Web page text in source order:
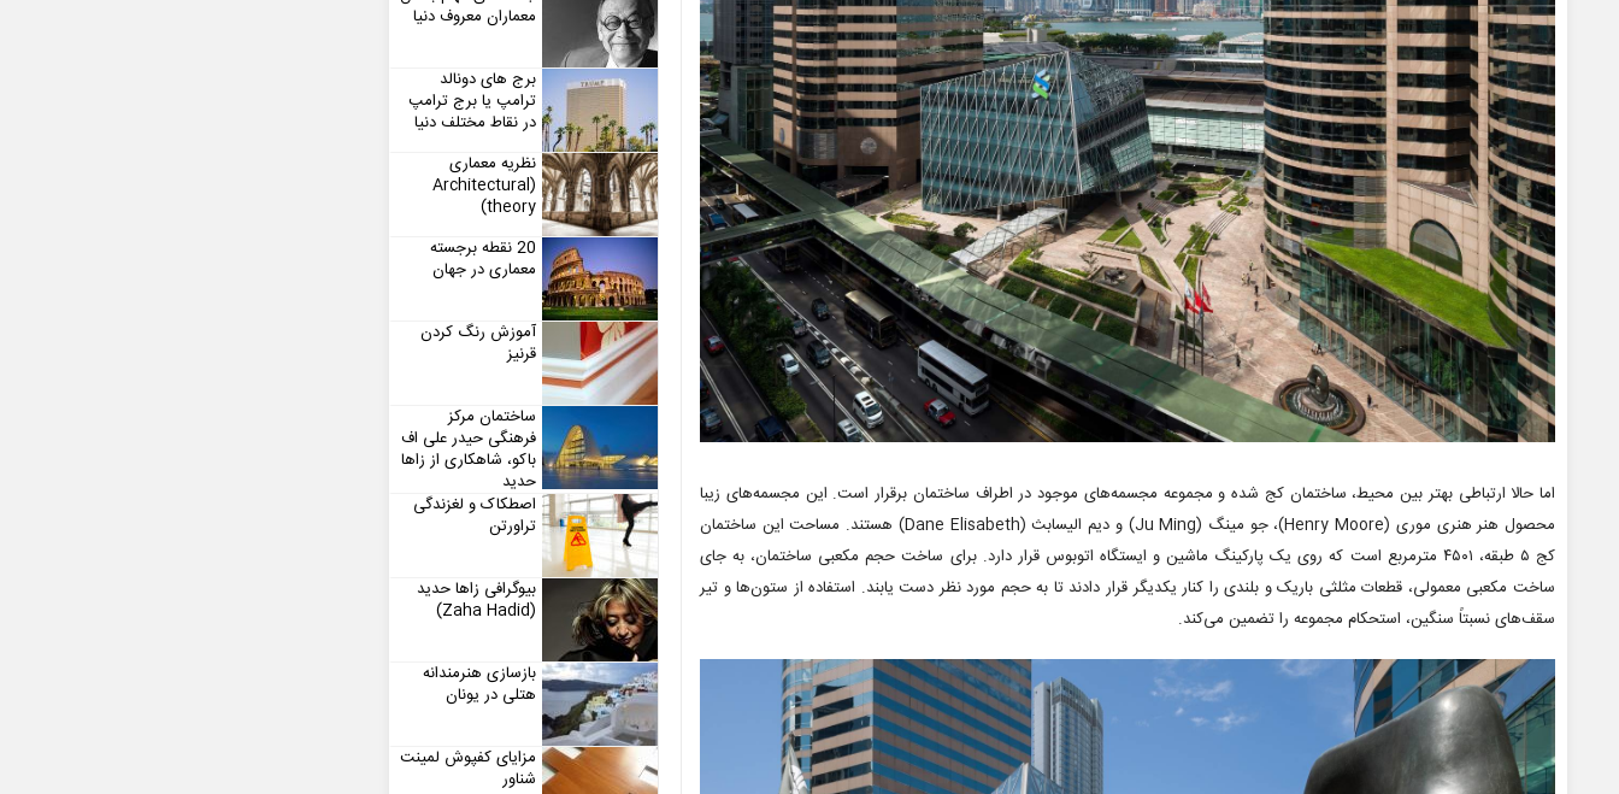
اما حالا ارتباطی بهتر بین محیط، ساختمان کج شده و مجموعه مجسمه‌های موجود در اطراف ساختمان برقرار است. این مجسمه‌های زیبا
محصول هنر هنری موری (Henry Moore)، جو مینگ (Ju Ming) و دیم الیسابث (Dane Elisabeth) هستند. مساحت این ساختمان
کج ۵ طبقه، ۴۵۰۱ مترمربع است که روی یک پارکینگ ماشین و ایستگاه اتوبوس قرار دارد. برای ساخت حجم مکعبی ساختمان، به جای
ساخت مکعبی معمولی، قطعات مثلثی باریک و بلندی را کنار یکدیگر قرار دادند تا به حجم مورد نظر دست یابند. استفاده از ستون‌ها و تیر
سقف‌های نسبتاً سنگین، استحکام مجموعه را تضمین می‌کند.
معماران معروف دنیا
برج های دونالد
ترامپ یا برج ترامپ
در نقاط مختلف دنیا
نظریه معماری
(Architectural
theory)
20 نقطه برجسته
معماری در جهان
آموزش رنگ کردن
قرنیز
ساختمان مرکز
فرهنگی حیدر علی اف
باکو، شاهکاری از زاها
حدید
اصطکاک و لغزندگی
تراورتن
بیوگرافی زاها حدید
(Zaha Hadid)
بازسازی هنرمندانه
هتلی در یونان
مزایای کفپوش لمینت
شناور